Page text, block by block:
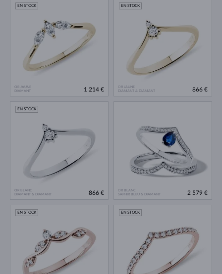
OR JAUNE
DIAMANT
EN STOCK
1 214 €
OR JAUNE
DIAMANT & DIAMANT
EN STOCK
866 €
OR BLANC
DIAMANT & DIAMANT
EN STOCK
866 €
OR BLANC
SAPHIR BLEU & DIAMANT
2 579 €
EN STOCK EN STOCK